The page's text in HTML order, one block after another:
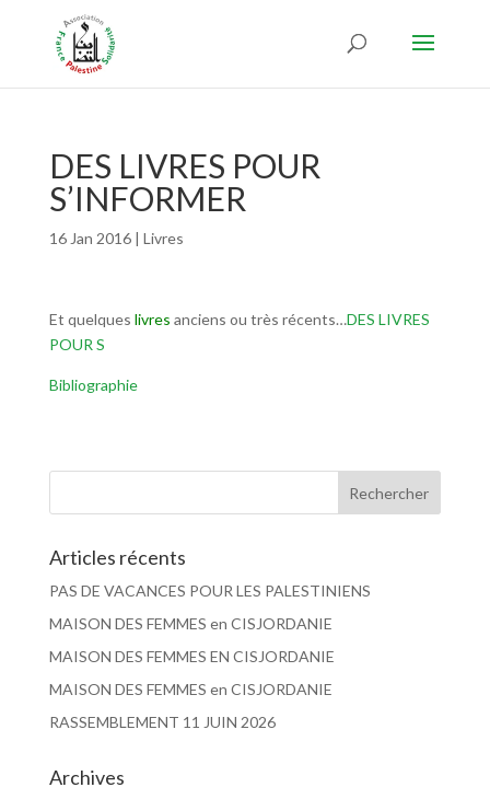
DES LIVRES POUR
S’INFORMER
16 Jan 2016| Livres
Et quelques livres anciens ou très récents…DES LIVRES
POUR S
Bibliographie
Articles récents
PAS DE VACANCES POUR LES PALESTINIENS
MAISON DES FEMMES en CISJORDANIE
MAISON DES FEMMES EN CISJORDANIE
MAISON DES FEMMES en CISJORDANIE
RASSEMBLEMENT 11 JUIN 2026
Archives